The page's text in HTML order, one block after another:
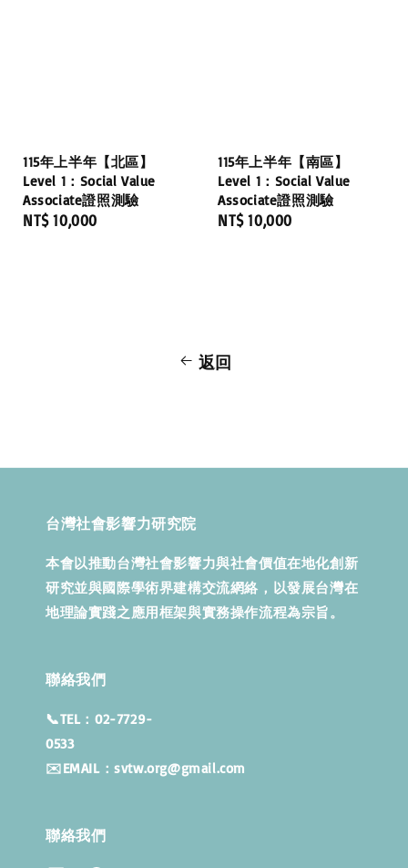
115年上半年【北區】
Level 1：Social Value
Associate證照測驗
Regular
NT$ 10,000
115年上半年【南區】
Level 1：Social Value
Associate證照測驗
Regular
NT$ 10,000
返回
台灣社會影響力研究院
本會以推動台灣社會影響力與社會價值在地化創新
研究並與國際學術界建構交流網絡，以發展台灣在
地理論實踐之應用框架與實務操作流程為宗旨。
聯絡我們
📞TEL：02-7729-
✉️EMAIL：svtw.org@gmail.com
聯絡我們